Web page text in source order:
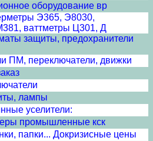
оборудование вр
Э365, Э8030,
ваттметры Ц301, Д
защиты, предохранители
ПМ, переключатели, движки
лампы
уселители:
промышленные кск
папки... Докризисные цены